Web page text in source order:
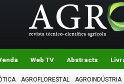
Web TV Abstracts
AGROFLORESTAL AGROINDÚSTRIA